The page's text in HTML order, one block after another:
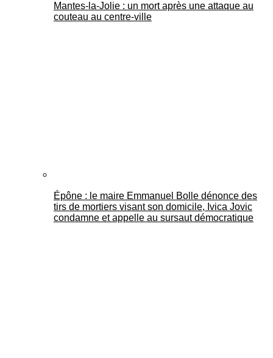
Mantes-la-Jolie : un mort après une attaque au
couteau au centre-ville
Épône : le maire Emmanuel Bolle dénonce des
tirs de mortiers visant son domicile, Ivica Jovic
condamne et appelle au sursaut démocratique